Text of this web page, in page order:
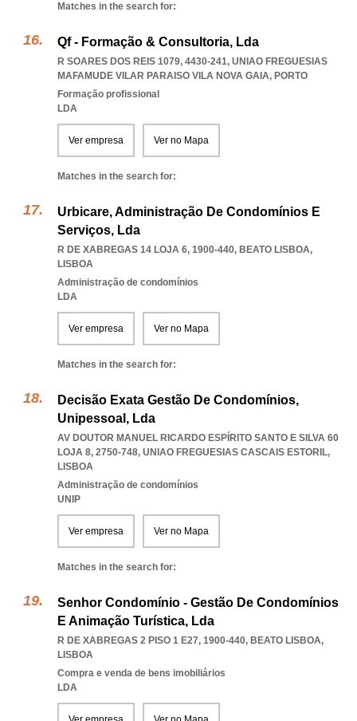
Matches in the search for:
Qf - Formação & Consultoria, Lda
R SOARES DOS REIS 1079, 4430-241, UNIAO FREGUESIAS
MAFAMUDE VILAR PARAISO VILA NOVA GAIA, PORTO
Formação profissional
LDA
Ver empresa Ver no Mapa
Matches in the search for:
Urbicare, Administração De Condomínios E
Serviços, Lda
R DE XABREGAS 14 LOJA 6, 1900-440, BEATO LISBOA,
LISBOA
Administração de condomínios
LDA
Ver empresa Ver no Mapa
Matches in the search for:
Decisão Exata Gestão De Condomínios,
Unipessoal, Lda
AV DOUTOR MANUEL RICARDO ESPÍRITO SANTO E SILVA 60
LOJA 8, 2750-748, UNIAO FREGUESIAS CASCAIS ESTORIL,
LISBOA
Administração de condomínios
UNIP
Ver empresa Ver no Mapa
Matches in the search for:
Senhor Condomínio - Gestão De Condomínios
E Animação Turística, Lda
R DE XABREGAS 2 PISO 1 E27, 1900-440, BEATO LISBOA,
LISBOA
Compra e venda de bens imobiliários
LDA